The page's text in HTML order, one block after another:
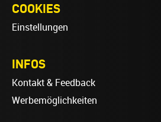
COOKIES
Einstellungen
INFOS
Kontakt & Feedback
Werbemöglichkeiten